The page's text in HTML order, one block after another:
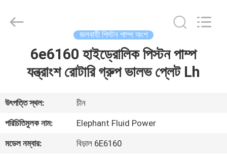
আমাদের
সম্পর্কে
Power
Co.,Ltd.
জলবাহী পিস্টন পাম্প অংশ
6e6160 হাইড্রোলিক পিস্টন পাম্প
যন্ত্রাংশ রোটারি গ্রুপ ভালভ প্লেট Lh
উৎপত্তি স্থল:
চীন
পরিচিতিমুলক নাম:
Elephant Fluid Power
মডেল নম্বার:
বিড়াল 6E6160